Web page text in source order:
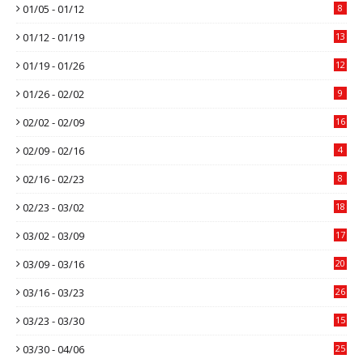
01/05 - 01/12 8
01/12 - 01/19 13
01/19 - 01/26 12
01/26 - 02/02 9
02/02 - 02/09 16
02/09 - 02/16 4
02/16 - 02/23 8
02/23 - 03/02 18
03/02 - 03/09 17
03/09 - 03/16 20
03/16 - 03/23 26
03/23 - 03/30 15
03/30 - 04/06 25